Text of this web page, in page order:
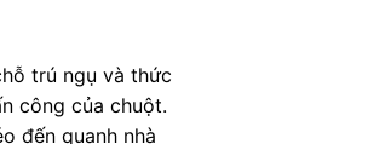
trú ngụ và thức
công của chuột.
đến quanh nhà